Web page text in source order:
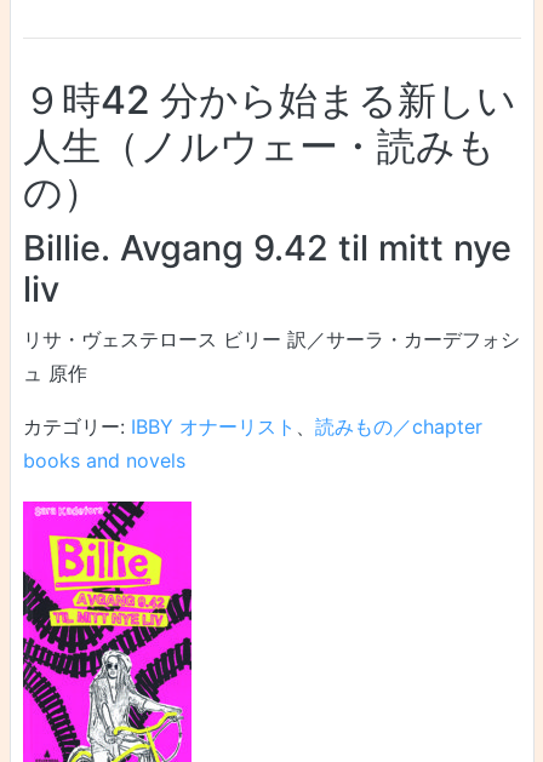
９時42 分から始まる新しい
人生（ノルウェー・読みも
の）
Billie. Avgang 9.42 til mitt nye
liv
リサ・ヴェステロース ビリー 訳／サーラ・カーデフォシ
ュ 原作
カテゴリー: IBBY オナーリスト 、 読みもの／chapter
books and novels